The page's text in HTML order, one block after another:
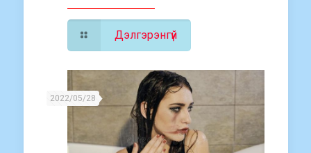
Дэлгэрэнгүй
2022/05/28